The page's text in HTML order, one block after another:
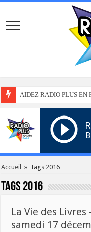
AIDEZ RADIO PLUS EN
Accueil » Tags 2016
Tags 2016
La Vie des Livres
samedi 17